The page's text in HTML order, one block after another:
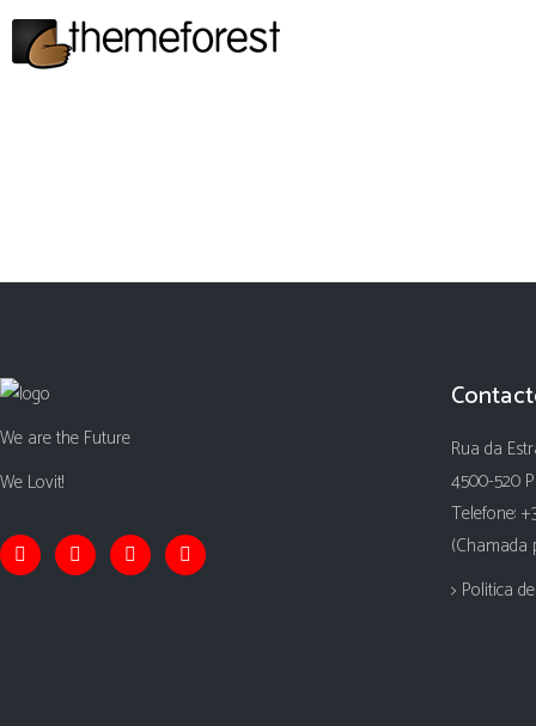
We are the Future
We Lovit!
Rua da
4500-520
Telefone:
(Chamada
> Politica